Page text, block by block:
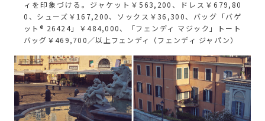
ィを印象づける。ジャケット￥563,200、ドレス￥679,80
0、シューズ￥167,200、ソックス￥36,300、バッグ「バゲ
ット® 26424」￥484,000、「フェンディ マジック」トート
バッグ￥469,700／以上フェンディ（フェンディ ジャパン）